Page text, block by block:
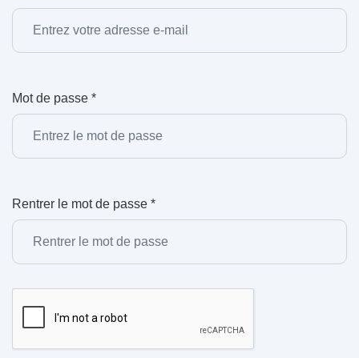
Mot de passe *
Rentrer le mot de passe *